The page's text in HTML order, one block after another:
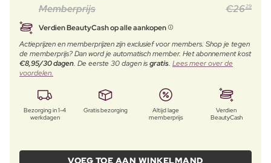
Memberprijs €2629
Verdien BeautyCash op alle aankopen
Actieprijzen en memberprijzen zijn exclusief voor members. Shop je tegen
de memberprijs? Dan word je automatisch member. Het abonnement kost
€8,95/30 dagen. De eerste 30 dagen isgratis. Lees meer over de
voordelen.
Bezorging in 1-4
werkdagen
Gratis bezorging
Altijd lage
memberprijs
Verdien
BeautyCash
VOEG TOE AAN WINKELMAND